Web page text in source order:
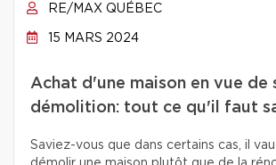
RE/MAX QUÉBEC
15 MARS 2024
Achat d'une maison en vue de
démolition: tout ce qu'il faut
Saviez-vous que dans certains cas, il